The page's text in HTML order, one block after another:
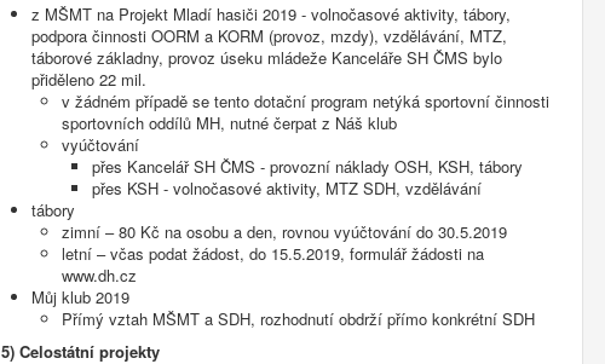
z MŠMT na Projekt Mladí hasiči 2019 - volnočasové aktivity, tábory,
podpora činnosti OORM a KORM (provoz, mzdy), vzdělávání, MTZ,
táborové základny, provoz úseku mládeže Kanceláře SH ČMS bylo
přiděleno 22 mil.
v žádném případě se tento dotační program netýká sportovní činnosti
sportovních oddílů MH, nutné čerpat z Náš klub
vyúčtování
přes Kancelář SH ČMS - provozní náklady OSH, KSH, tábory
přes KSH - volnočasové aktivity, MTZ SDH, vzdělávání
tábory
zimní – 80 Kč na osobu a den, rovnou vyúčtování do 30.5.2019
letní – včas podat žádost, do 15.5.2019, formulář žádosti na
www.dh.cz
Můj klub 2019
Přímý vztah MŠMT a SDH, rozhodnutí obdrží přímo konkrétní SDH
5) Celostátní projekty